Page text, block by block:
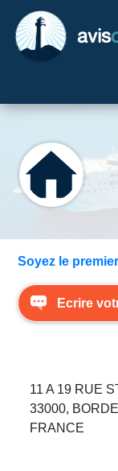
avis
Soyez le
Ecrire
11 A 19 RUE
33000,
FRANCE